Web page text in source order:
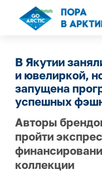
В Якутии
и ювелиркой,
запущена
успешных
Авторы
пройти
коллекции